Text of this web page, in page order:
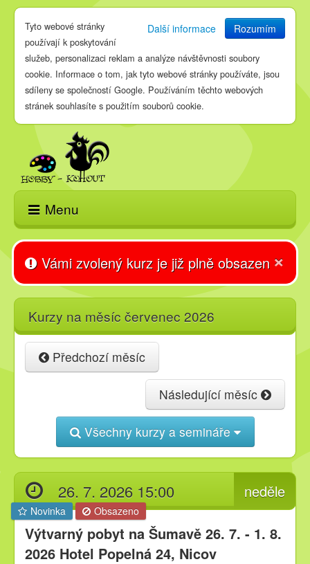
Další informace Rozumím
Tyto webové stránky
používají k poskytování
služeb, personalizaci reklam a analýze návštěvnosti soubory
cookie. Informace o tom, jak tyto webové stránky používáte, jsou
sdíleny se společností Google. Používáním těchto webových
stránek souhlasíte s použitím souborů cookie.
Menu
E-shop
Kurzy
Inspirace
Kontakt
Facebook
×
Vámi zvolený kurz je již plně obsazen
Kurzy na měsíc červenec 2026
Předchozí měsíc
Následující měsíc
Všechny kurzy a semináře
neděle
26. 7. 2026 15:00
Novinka Obsazeno
Výtvarný pobyt na Šumavě 26. 7. - 1. 8.
2026 Hotel Popelná 24, Nicov